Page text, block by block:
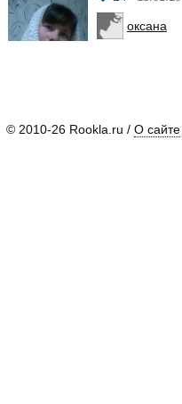
оксана
© 2010-26 Rookla.ru / О сайте